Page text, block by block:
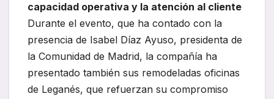
capacidad operativa y la atención al cliente
Durante el evento, que ha contado con la
presencia de Isabel Díaz Ayuso, presidenta de
la Comunidad de Madrid, la compañía ha
presentado también sus remodeladas oficinas
de Leganés, que refuerzan su compromiso